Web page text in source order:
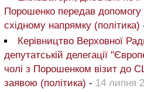
Порошенко передав
східному напрямку (політика)
Керівництво Верховної
депутатській делегації
чолі з Порошенком візит до
заявою (політика) - 14 липня